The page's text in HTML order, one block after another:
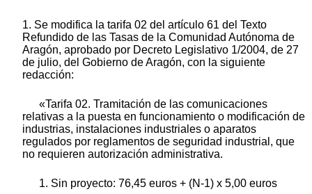
1. Se modifica la tarifa 02 del artículo 61 del Texto
Refundido de las Tasas de la Comunidad Autónoma de
Aragón, aprobado por Decreto Legislativo 1/2004, de 27
de julio, del Gobierno de Aragón, con la siguiente
redacción:
«Tarifa 02. Tramitación de las comunicaciones
relativas a la puesta en funcionamiento o modificación de
industrias, instalaciones industriales o aparatos
regulados por reglamentos de seguridad industrial, que
no requieren autorización administrativa.
1. Sin proyecto: 76,45 euros + (N-1) x 5,00 euros